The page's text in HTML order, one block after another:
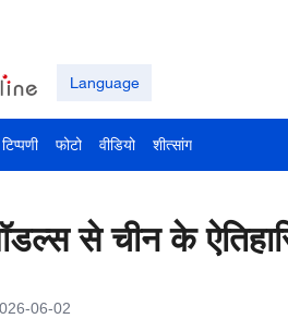
Language
टिप्पणी फोटो वीडियो शीत्सांग
से चीन के
06-02